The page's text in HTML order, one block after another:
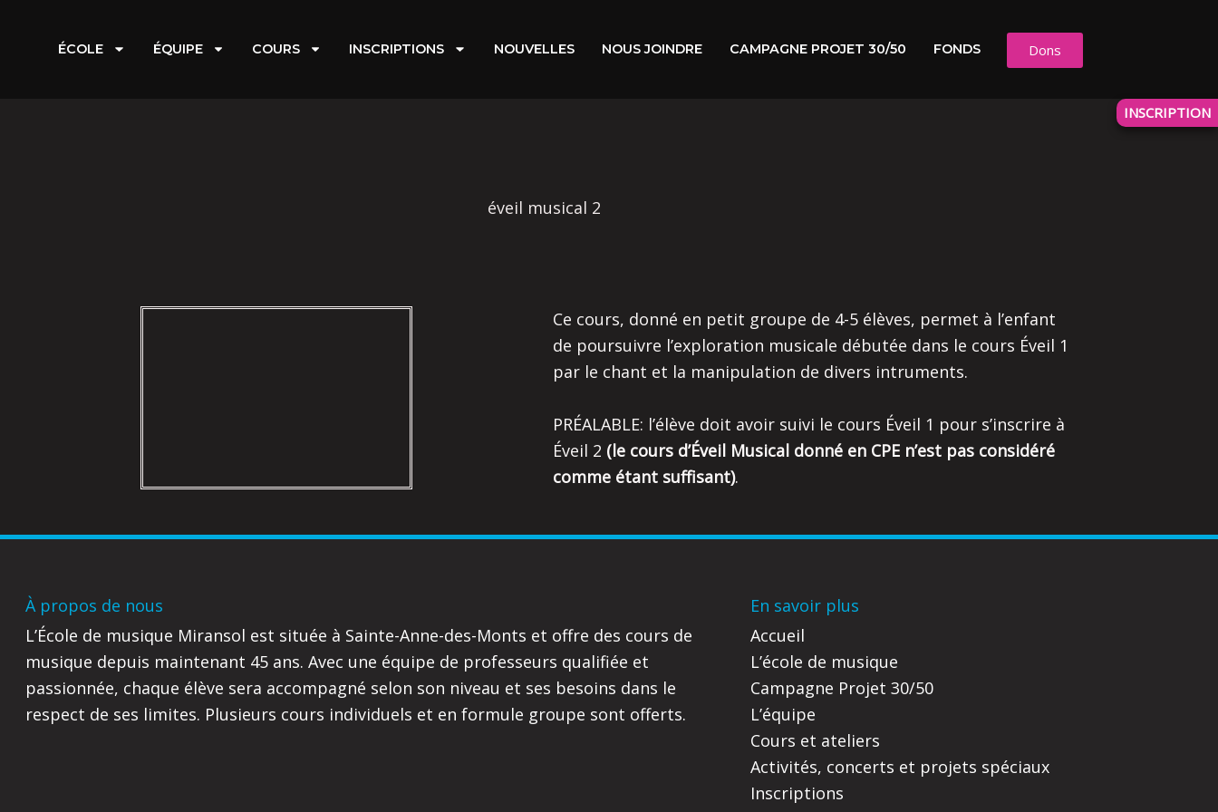
ÉCOLE ÉQUIPE COURS INSCRIPTIONS NOUVELLES NOUS JOINDRE CAMPAGNE PROJET 30/50 FONDS Dons
INSCRIPTION
éveil musical 2
Ce cours, donné en petit groupe de 4-5 élèves, permet à l’enfant
de poursuivre l’exploration musicale débutée dans le cours Éveil 1
par le chant et la manipulation de divers intruments.
PRÉALABLE: l’élève doit avoir suivi le cours Éveil 1 pour s’inscrire à
Éveil 2 (le cours d’Éveil Musical donné en CPE n’est pas considéré
comme étant suffisant).
À propos de nous
L’École de musique Miransol est située à Sainte-Anne-des-Monts et offre des cours de
musique depuis maintenant 45 ans. Avec une équipe de professeurs qualifiée et
passionnée, chaque élève sera accompagné selon son niveau et ses besoins dans le
respect de ses limites. Plusieurs cours individuels et en formule groupe sont offerts.
En savoir plus
Accueil
L’école de musique
Campagne Projet 30/50
L’équipe
Cours et ateliers
Activités, concerts et projets spéciaux
Inscriptions